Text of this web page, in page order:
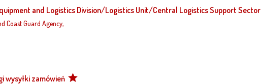
and Logistics Division/Logistics Unit/Central Logistics Support Sector
Coast Guard Agency,
wysyłki zamówień